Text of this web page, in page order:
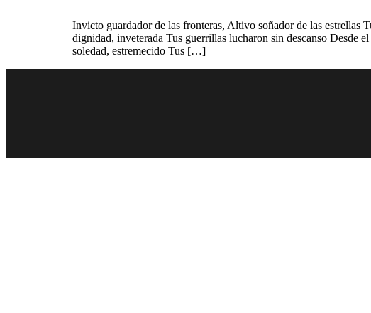
Invicto guardador de las fronteras, Altivo soñador de las estrellas
dignidad, inveterada Tus guerrillas lucharon sin descanso Desde
soledad, estremecido Tus […]